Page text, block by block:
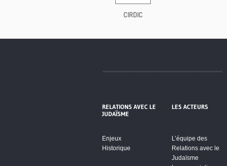
CIRDIC
RELATIONS AVEC LE
JUDAÏSME
Enjeux
Historique
LES ACTEURS
L’équipe des
Relations avec le
Judaïsme